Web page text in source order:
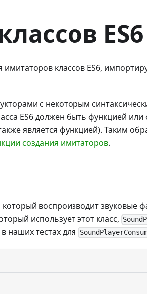
ES6
имитаторов классов ES6,
с некоторым
ES6 должен быть функцией или
является функцией). Таким
создания имитаторов.
воспроизводит звуковые
использует этот класс,
в наших тестах для